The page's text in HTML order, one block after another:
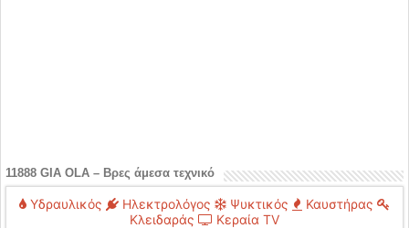
11888 GIA OLA – Βρες άμεσα τεχνικό
Υδραυλικός Ηλεκτρολόγος Ψυκτικός
Καυστήρας
Κλειδαράς
Κεραία TV